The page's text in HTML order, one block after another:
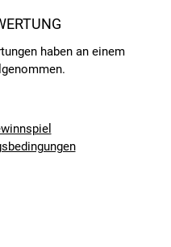
haben an einem